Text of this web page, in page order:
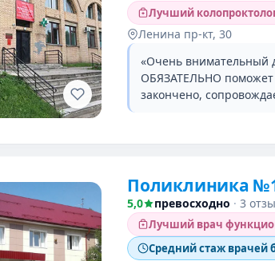
Лучший
Ленина пр-кт, 30
«Очень внимательный
ОБЯЗАТЕЛЬНО поможет
закончено,
Поликлиника
5,0 превосходно · 3
Лучший врач
Средний стаж врачей